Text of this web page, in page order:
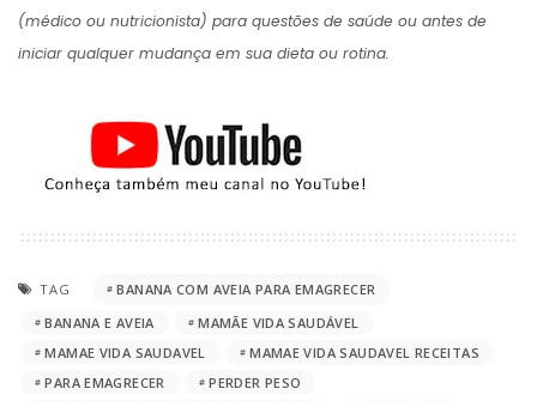
(médico ou nutricionista) para questões de saúde ou antes de
iniciar qualquer mudança em sua dieta ou rotina.
TAG
BANANA COM AVEIA PARA EMAGRECER
BANANA E AVEIA
MAMÃE VIDA SAUDÁVEL
MAMAE VIDA SAUDAVEL
MAMAE VIDA SAUDAVEL RECEITAS
PARA EMAGRECER
PERDER PESO